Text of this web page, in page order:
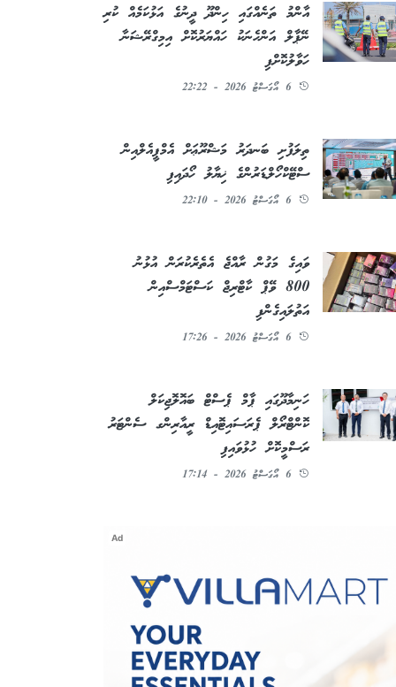
އާންމު ތަނެއްގައި ހިންދޫ ދީނުގެ އަޅުކަމެއް ކުރި
ނޭޕާލް އަންހެނަކު ހައްޔަރުކޮށް އިމިގްރޭޝަނާ
ހަވާލުކޮށްފި
6 އޯގަސްޓު 2026 - 22:22
ތިލަފުށި ބަނދަރު މަޝްރޫޢަށް އެމްޕީއެލްއިން
ސްޓޭކްހޯލްޑަރުންގެ ޚިޔާލު ހޯދައިފި
6 އޯގަސްޓު 2026 - 22:10
ވައިގެ މަގުން ރާއްޖެ އެތެރެކުރަން އުޅުނު
800 ވޭޕް ކާޓްރިޖް ކަސްޓަމްސްއިން
އަތުލައިގެންފި
6 އޯގަސްޓު 2026 - 17:26
ހަނިމާދޫގައި ޕާމް ޕެސްޓް ބައޮލޮޖިކަލް
ކޮންޓްރޯލް ޕެރަސައިޓޮއިޑް ރީއާރިންގ ސެންޓަރު
ރަސްމީކޮށް ހުޅުވައިފި
6 އޯގަސްޓު 2026 - 17:14
Ad